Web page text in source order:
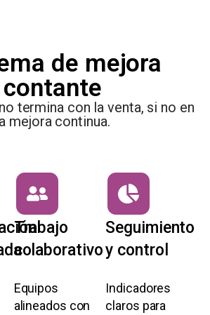
de mejora
contante
termina con la venta, si no en
mejora continua.
Trabajo
colaborativo
Equipos
alineados con
Seguimiento
y control
Indicadores
claros para